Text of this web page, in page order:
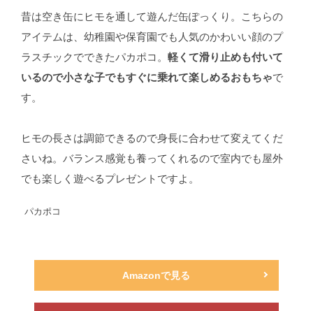
昔は空き缶にヒモを通して遊んだ缶ぽっくり。こちらの
アイテムは、幼稚園や保育園でも人気のかわいい顔のプ
ラスチックでできたパカポコ。 軽くて滑り止めも付いて
いるので小さな子でもすぐに乗れて楽しめるおもちゃで
す。
ヒモの長さは調節できるので身長に合わせて変えてくだ
さいね。バランス感覚も養ってくれるので室内でも屋外
でも楽しく遊べるプレゼントですよ。
パカポコ
Amazonで見る